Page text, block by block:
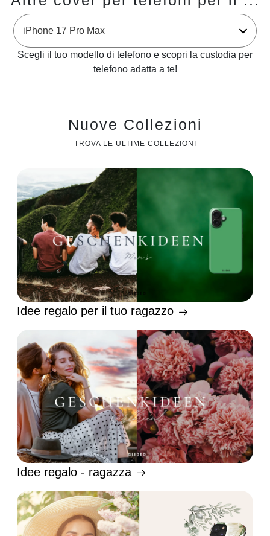
Scegli il tuo modello di telefono e scopri la custodia per
telefono adatta a te!
Nuove Collezioni
TROVA LE ULTIME COLLEZIONI
Idee regalo per il tuo ragazzo
Idee regalo - ragazza